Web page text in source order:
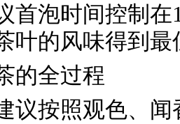
首泡时间控制
叶的风味得到最
的全过程
议按照观色、